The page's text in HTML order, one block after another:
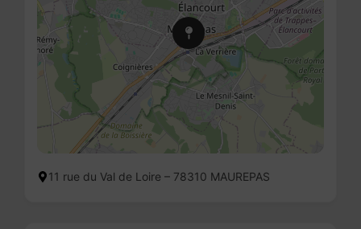
11 rue du Val de Loire – 78310 MAUREPAS